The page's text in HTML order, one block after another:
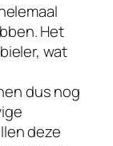
Het
wat
dus nog
deze